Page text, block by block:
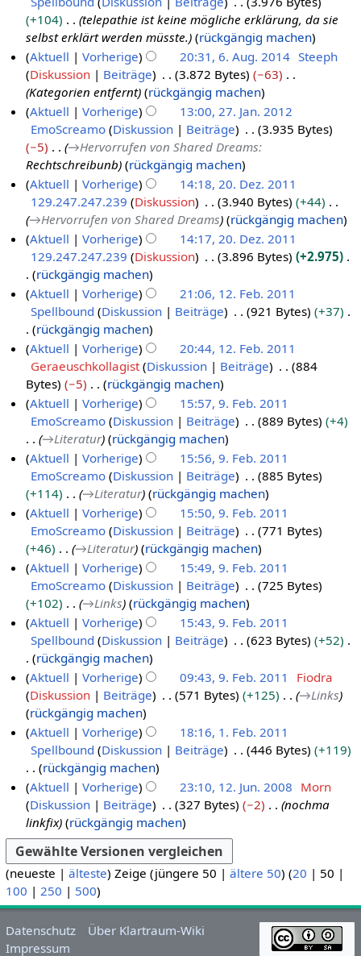
g
s
z
u
s
a
m
m
e
n
f
a
s
s
u
n
g
5
r
b
i
t
u
n
g
s
z
u
a
m
m
e
n
a
s
u
n
g
B
e
a
r
b
e
i
u
n
g
z
u
a
m
m
e
n
a
s
u
n
g
e
e
1
+104
telepathie ist keine mögliche erklärung, da sie
selbst erklärt werden müsste.
rückgängig machen
A
s
0
Aktuell Vorherige 20:31, 6. Aug. 2014 Steeph
Diskussion
Beiträge 3.872 Bytes
−63
Kategorien entfernt
rückgängig machen
J
u
2
2
Aktuell Vorherige
13:00, 27. Jan. 2012
EmoScreamo Diskussion Beiträge
3.935 Bytes
−5
→Hervorrufen von Shared Dreams:
Rechtschreibunb
rückgängig machen
z
b
2
1
Aktuell Vorherige
14:18, 20. Dez. 2011
129.247.247.239 Diskussion 3.940 Bytes
+44
→Hervorrufen von Shared Dreams
rückgängig machen
Aktuell
Vorherige
14:17, 20. Dez. 2011
129.247.247.239 Diskussion 3.896 Bytes +2.975
K
e
n
e
B
e
a
e
t
u
n
g
s
u
s
a
m
m
e
n
f
a
s
s
u
n
g
rückgängig machen
b
a
0
Aktuell Vorherige
21:06, 12. Feb. 2011
Spellbound Diskussion Beiträge 921 Bytes +37
K
e
i
n
e
e
a
r
b
e
t
u
n
g
s
z
u
s
a
m
m
e
n
f
a
s
s
u
n
g
rückgängig machen
Aktuell
Vorherige
20:44, 12. Feb. 2011
Geraeuschkollagist Diskussion Beiträge
884
Bytes
−5
K
e
n
e
B
e
a
r
b
e
t
u
n
g
s
z
u
s
a
m
m
e
n
f
a
s
s
u
n
g
rückgängig machen
F
1
Aktuell Vorherige
15:57, 9. Feb. 2011
EmoScreamo Diskussion Beiträge 889 Bytes
+4
→Literatur
rückgängig machen
Aktuell
Vorherige
15:56, 9. Feb. 2011
EmoScreamo Diskussion Beiträge
885 Bytes
+114
→Literatur
rückgängig machen
Aktuell
Vorherige
15:50, 9. Feb. 2011
EmoScreamo Diskussion Beiträge
771 Bytes
+46
→Literatur
rückgängig machen
Aktuell
Vorherige
15:49, 9. Feb. 2011
EmoScreamo Diskussion Beiträge
725 Bytes
+102
→Links
rückgängig machen
Aktuell
Vorherige
15:43, 9. Feb. 2011
Spellbound Diskussion Beiträge 623 Bytes +52
K
e
i
n
e
e
a
r
e
i
t
u
g
rückgängig machen
Aktuell
Vorherige 09:43, 9. Feb. 2011
Fiodra
Diskussion
Beiträge 571 Bytes +125 →Links
rückgängig machen
F
r
u
a
r
0
Aktuell Vorherige
18:16, 1. Feb. 2011
Spellbound Diskussion Beiträge 446 Bytes +119
K
e
i
n
e
B
e
a
r
b
rückgängig machen
.
J
u
n
2
Aktuell Vorherige 23:10, 12. Jun. 2008 Morn
Diskussion
Beiträge 327 Bytes −2
nochma
linkfix
rückgängig machen
(neueste | älteste) Zeige (jüngere 50 | ältere 50) (20 | 50 |
100 | 250 | 500)
Datenschutz
Über Klartraum-Wiki
Impressum